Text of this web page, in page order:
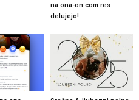
na ona-on.com res
delujejo!